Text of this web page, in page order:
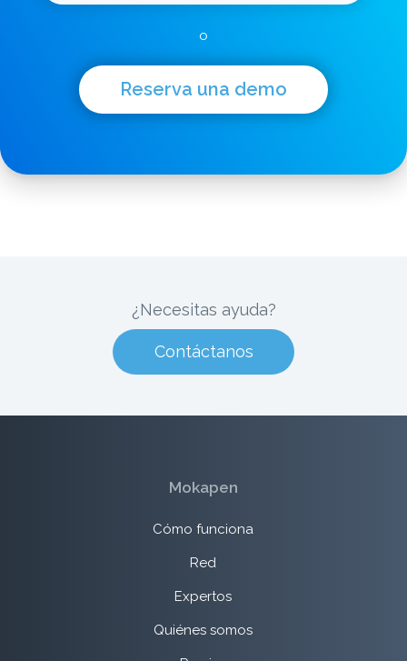
o
Reserva una demo
¿Necesitas ayuda?
Contáctanos
Mokapen
Cómo funciona
Red
Expertos
Quiénes somos